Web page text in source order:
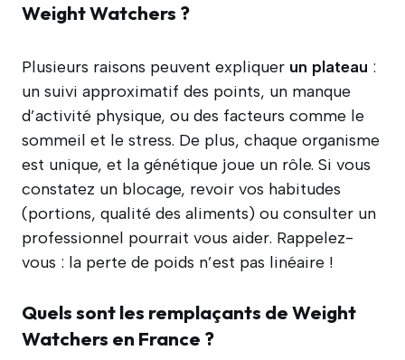
Weight Watchers ?
Plusieurs raisons peuvent expliquer un plateau :
un suivi approximatif des points, un manque
d’activité physique, ou des facteurs comme le
sommeil et le stress. De plus, chaque organisme
est unique, et la génétique joue un rôle. Si vous
constatez un blocage, revoir vos habitudes
(portions, qualité des aliments) ou consulter un
professionnel pourrait vous aider. Rappelez-
vous : la perte de poids n’est pas linéaire !
Quels sont les remplaçants de Weight
Watchers en France ?